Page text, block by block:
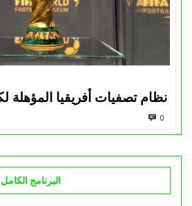
نظام تصفيات أفريقيا المؤهلة
0
البرنامج الكامل